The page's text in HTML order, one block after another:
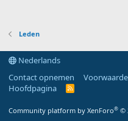
Leden
Nederlands
Contact opnemen
Hoofdpagina
R
Community platform by XenForo® ©